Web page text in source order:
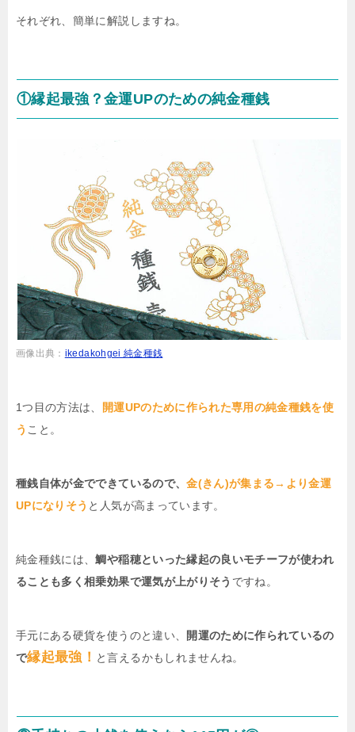
それぞれ、簡単に解説しますね。
①縁起最強？金運UPのための純金種銭
画像出典： ikedakohgei 純金種銭
1つ目の方法は、
開運UPのために作られた専用の純金種銭を使
う こと。
種銭自体が金でできているので、金(きん)が集まる→より金運
UPになりそう と人気が高まっています。
純金種銭には、鯛や稲穂といった縁起の良いモチーフが使われ
ることも多く相乗効果で運気が上がりそう ですね。
手元にある硬貨を使うのと違い、
開運のために作られているの
で縁起最強！ と言えるかもしれませんね。